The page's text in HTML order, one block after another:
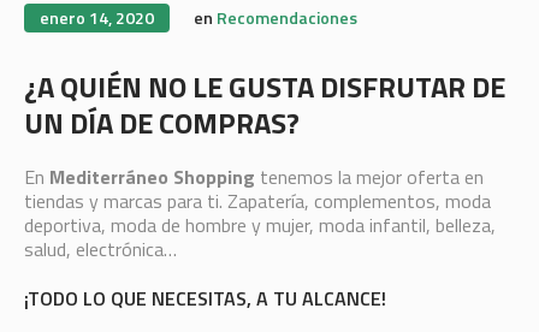
enero 14, 2020 en Recomendaciones
¿A QUIÉN NO LE GUSTA DISFRUTAR DE
UN DÍA DE COMPRAS?
En Mediterráneo Shopping tenemos la mejor oferta en
tiendas y marcas para ti. Zapatería, complementos, moda
deportiva, moda de hombre y mujer, moda infantil, belleza,
salud, electrónica…
¡TODO LO QUE NECESITAS, A TU ALCANCE!